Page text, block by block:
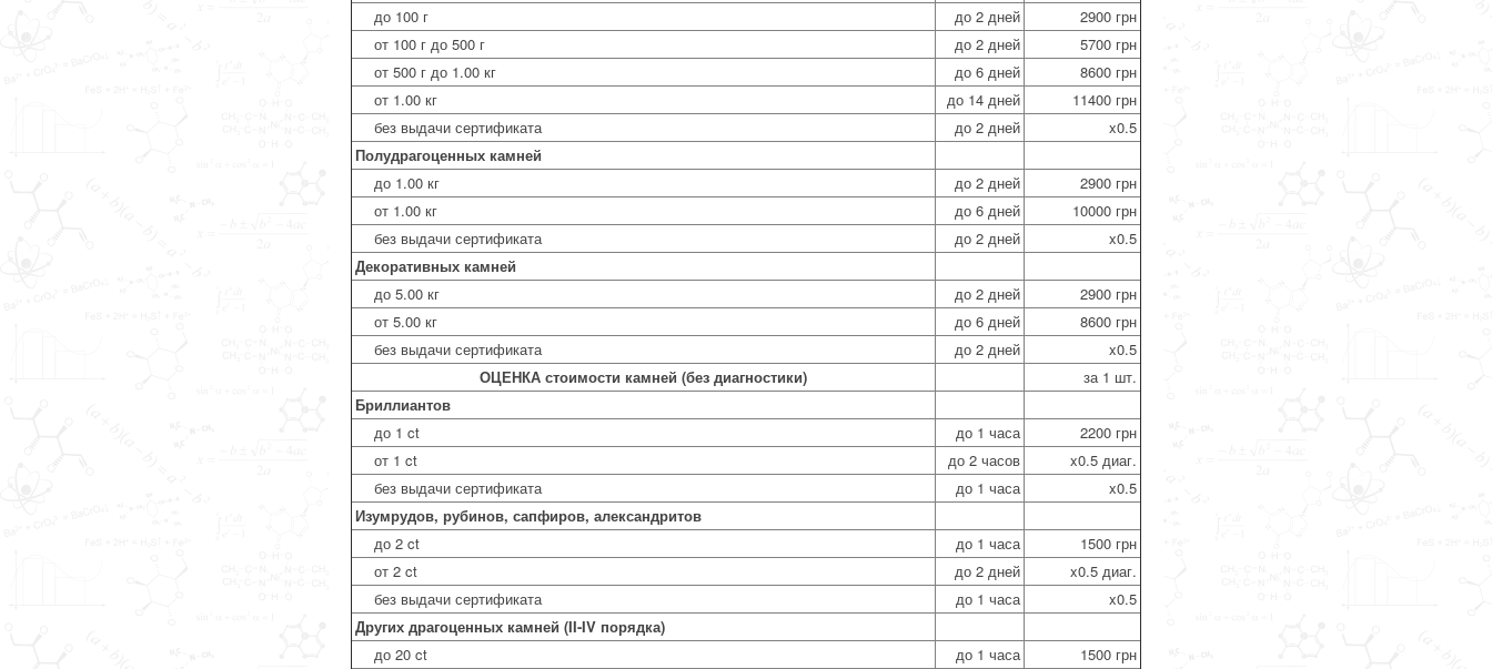
до 100 г
до 2 дней
2900 грн
от 100 г до 500 г
до 2 дней
5700 грн
от 500 г до 1.00 кг
до 6 дней
8600 грн
от 1.00 кг
до 14 дней
11400 грн
без выдачи сертификата
до 2 дней
x0.5
Полудрагоценных камней
до 1.00 кг
до 2 дней
2900 грн
от 1.00 кг
до 6 дней
10000 грн
без выдачи сертификата
до 2 дней
x0.5
Декоративных камней
до 5.00 кг
до 2 дней
2900 грн
от 5.00 кг
до 6 дней
8600 грн
без выдачи сертификата
до 2 дней
x0.5
ОЦЕНКА стоимости камней (без диагностики)
за 1 шт.
Бриллиантов
до 1 ct
до 1 часа
2200 грн
от 1 ct
до 2 часов
x0.5 диаг.
без выдачи сертификата
до 1 часа
x0.5
Изумрудов, рубинов, сапфиров, александритов
до 2 ct
до 1 часа
1500 грн
от 2 ct
до 2 дней
x0.5 диаг.
без выдачи сертификата
до 1 часа
x0.5
Других драгоценных камней (II-IV порядка)
до 20 ct
до 1 часа
1500 грн